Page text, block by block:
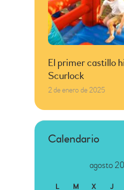
El primer castillo
Scurlock
2 de enero de 2025
Calendario
agosto
L M X J